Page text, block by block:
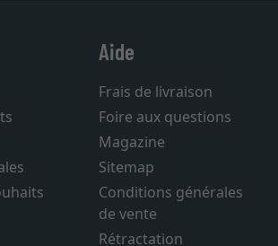
Aide
Frais de livraison
Foire aux questions
Magazine
Sitemap
Conditions générales
de vente